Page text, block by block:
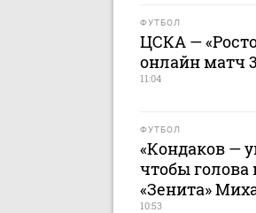
ФУТБОЛ
ЦСКА —
онлайн матч
11:04
ФУТБОЛ
«Кондаков —
чтобы голова
«Зенита»
10:53